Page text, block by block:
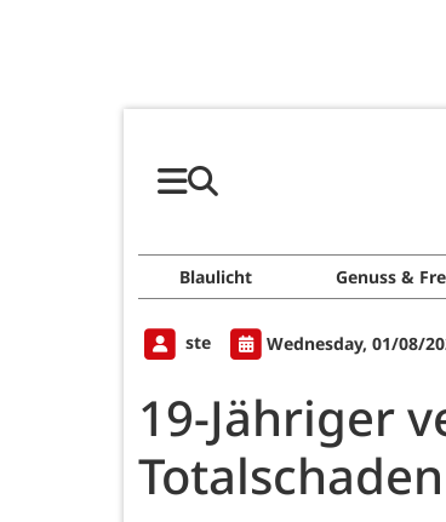
Blaulicht Genuss &
ste Wednesday, 01/08/
19-Jähriger